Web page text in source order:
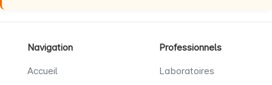
Navigation
Accueil
Professionnels
Laboratoires